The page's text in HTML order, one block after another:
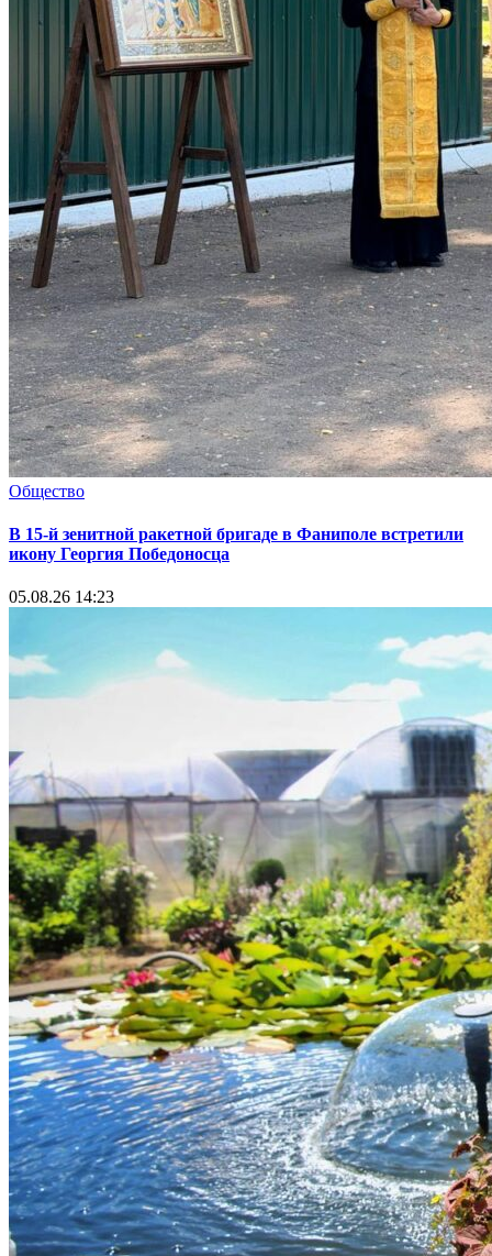
Общество
В 15-й зенитной ракетной бригаде в Фаниполе встретили
икону Георгия Победоносца
05.08.26 14:23